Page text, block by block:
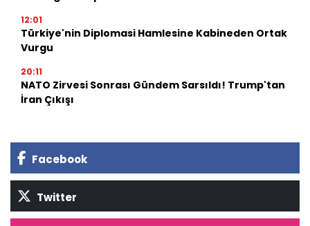
12:01
Türkiye'nin Diplomasi Hamlesine Kabineden Ortak
Vurgu
20:11
NATO Zirvesi Sonrası Gündem Sarsıldı! Trump'tan
İran Çıkışı
Facebook
Twitter